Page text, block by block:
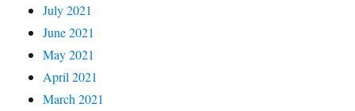
July 2021
June 2021
May 2021
April 2021
March 2021